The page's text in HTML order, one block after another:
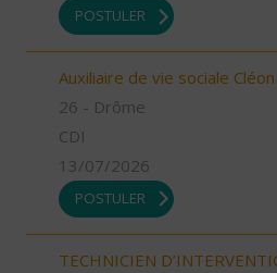
POSTULER
Auxiliaire de vie sociale
26 - Drôme
CDI
13/07/2026
POSTULER
TECHNICIEN